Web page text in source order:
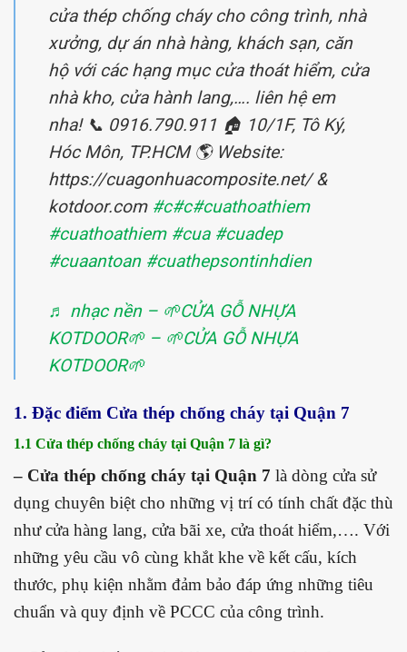
cửa thép chống cháy cho công trình, nhà
xưởng, dự án nhà hàng, khách sạn, căn
hộ với các hạng mục cửa thoát hiểm, cửa
nhà kho, cửa hành lang,…. liên hệ em
nha! 📞 0916.790.911 🏠 10/1F, Tô Ký,
Hóc Môn, TP.HCM 🌎 Website:
https://cuagonhuacomposite.net/ &
kotdoor.com #c#c#cuathoathiem
#cuathoathiem #cua #cuadep
#cuaantoan #cuathepsontinhdien
♬ nhạc nền – 🌱CỬA GỖ NHỰA
KOTDOOR🌱 – 🌱CỬA GỖ NHỰA
KOTDOOR🌱
1. Đặc điểm Cửa thép chống cháy tại Quận 7
1.1 Cửa thép chống cháy tại Quận 7 là gì?
– Cửa thép chống cháy tại Quận 7 là dòng cửa sử
dụng chuyên biệt cho những vị trí có tính chất đặc thù
như cửa hàng lang, cửa bãi xe, cửa thoát hiểm,…. Với
những yêu cầu vô cùng khắt khe về kết cấu, kích
thước, phụ kiện nhằm đảm bảo đáp ứng những tiêu
chuẩn và quy định về PCCC của công trình.